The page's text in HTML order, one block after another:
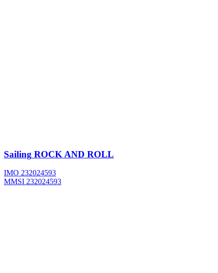
Sailing ROCK AND ROLL
IMO 232024593
MMSI 232024593